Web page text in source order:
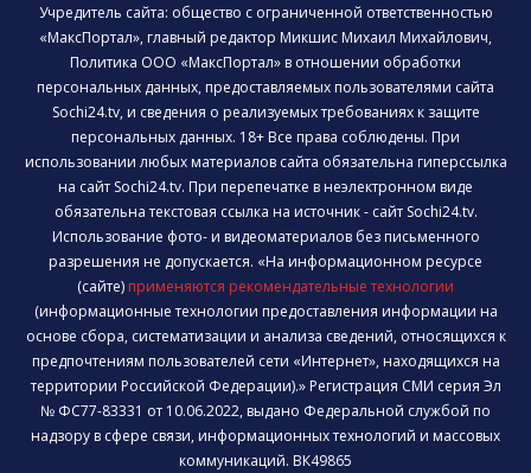
Учредитель сайта: общество с ограниченной ответственностью
«МаксПортал», главный редактор Микшис Михаил Михайлович,
Политика ООО «МаксПортал» в отношении обработки
персональных данных, предоставляемых пользователями сайта
Sochi24.tv, и сведения о реализуемых требованиях к защите
персональных данных. 18+ Все права соблюдены. При
использовании любых материалов сайта обязательна гиперссылка
на сайт Sochi24.tv. При перепечатке в неэлектронном виде
обязательна текстовая ссылка на источник - сайт Sochi24.tv.
Использование фото- и видеоматериалов без письменного
разрешения не допускается. «На информационном ресурсе
(сайте) применяются рекомендательные технологии
(информационные технологии предоставления информации на
основе сбора, систематизации и анализа сведений, относящихся к
предпочтениям пользователей сети «Интернет», находящихся на
территории Российской Федерации).» Регистрация СМИ серия Эл
№ ФС77-83331 от 10.06.2022, выдано Федеральной службой по
надзору в сфере связи, информационных технологий и массовых
коммуникаций. ВК49865